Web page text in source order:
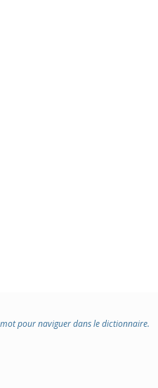
pour naviguer dans le dictionnaire.